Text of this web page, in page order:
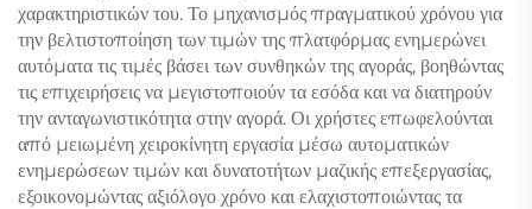
χαρακτηριστικών του. Το μηχανισμός πραγματικού χρόνου για
την βελτιστοποίηση των τιμών της πλατφόρμας ενημερώνει
αυτόματα τις τιμές βάσει των συνθηκών της αγοράς, βοηθώντας
τις επιχειρήσεις να μεγιστοποιούν τα εσόδα και να διατηρούν
την ανταγωνιστικότητα στην αγορά. Οι χρήστες επωφελούνται
από μειωμένη χειροκίνητη εργασία μέσω αυτοματικών
ενημερώσεων τιμών και δυνατοτήτων μαζικής επεξεργασίας,
εξοικονομώντας αξιόλογο χρόνο και ελαχιστοποιώντας τα